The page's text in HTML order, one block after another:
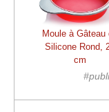
Moule à Gâteau
Silicone Rond,
cm